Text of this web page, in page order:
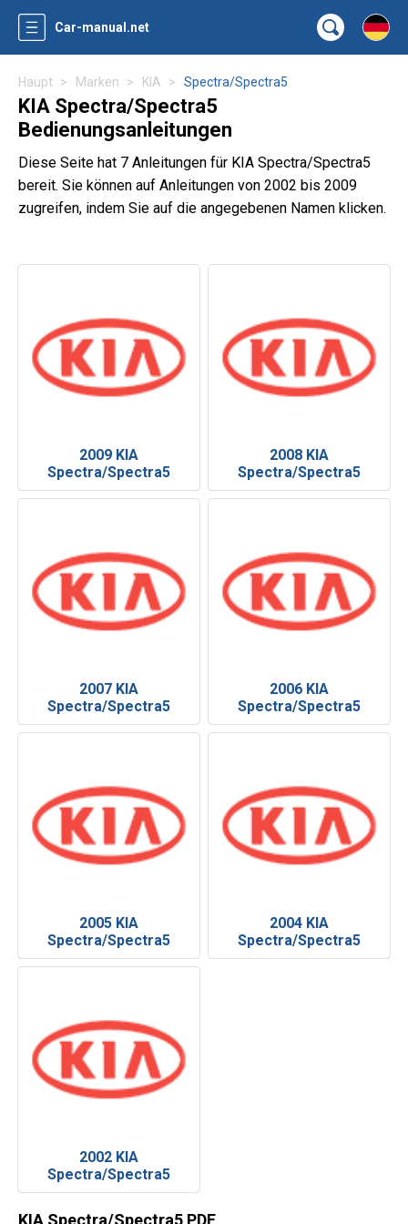
Car-manual.net
Haupt Marken KIA Spectra/Spectra5
KIA Spectra/Spectra5
Bedienungsanleitungen
Diese Seite hat 7 Anleitungen für KIA Spectra/Spectra5
bereit. Sie können auf Anleitungen von 2002 bis 2009
zugreifen, indem Sie auf die angegebenen Namen klicken.
2009 KIA
Spectra/Spectra5
2008 KIA
Spectra/Spectra5
2007 KIA
Spectra/Spectra5
2006 KIA
Spectra/Spectra5
2005 KIA
Spectra/Spectra5
2004 KIA
Spectra/Spectra5
2002 KIA
Spectra/Spectra5
KIA Spectra/Spectra5 PDF